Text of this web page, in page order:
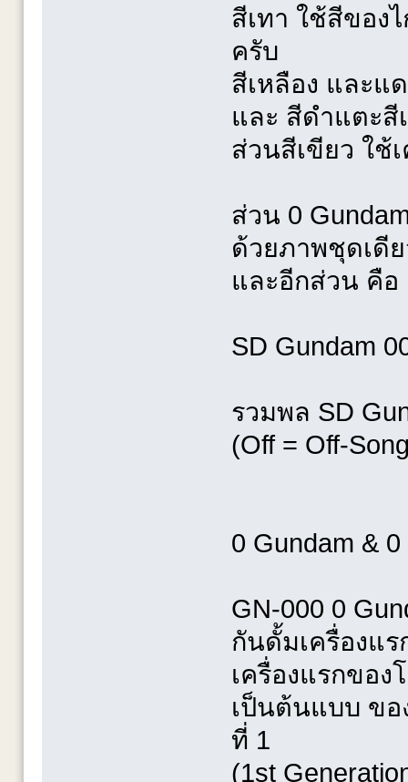
สีเทา ใช้สีของ
ครับ
สีเหลือง และแ
และ สีดำแตะสี
ส่วนสีเขียว ใช้
ส่วน 0
ด้วยภาพชุดเดี
และอีกส่วน คือ
SD Gundam
รวมพล SD
(Off = Off-
0 Gundam &
GN-000 0
กันดั้มเครื่องแ
เครื่องแรกของ
เป็นต้นแบบ ข
ที่ 1
(1st